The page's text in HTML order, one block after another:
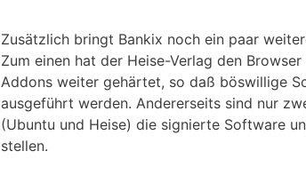
Zusätzlich bringt Bankix noch ein paar
Zum einen hat der Heise-Verlag den
Addons weiter gehärtet, so daß böswillige
ausgeführt werden. Andererseits sind nur
(Ubuntu und Heise) die signierte Software
stellen.